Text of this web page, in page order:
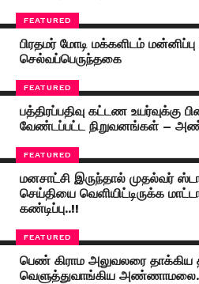
FEATURED
பிரதமர் மோடி மக்களிடம்
செல்வப்பெருந்தகை
FEATURED
பத்திரப்பதிவு கட்டண உயர்வுக்கு
வேண்டப்பட்ட நிறுவனங்கள் –
FEATURED
மனசாட்சி இருந்தால் முதல்வர்
செய்தியை வெளியிட்டிருக்க
கண்டிப்பு..!!
FEATURED
பெண் கிராம அலுவலரை தாக்கிய
வெளுத்துவாங்கிய